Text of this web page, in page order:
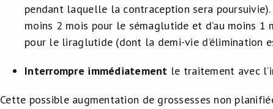
pendant laquelle la contraception sera
moins 2 mois pour le sémaglutide et d’au moins
pour le liraglutide (dont la demi-vie d’élimination
Interrompre immédiatement le traitement avec
Cette possible augmentation de grossesses non